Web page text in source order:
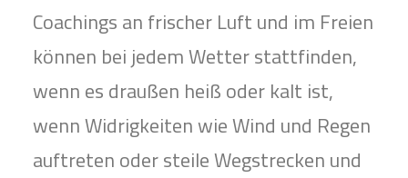
Coachings an frischer Luft und im Freien
können bei jedem Wetter stattfinden,
wenn es draußen heiß oder kalt ist,
wenn Widrigkeiten wie Wind und Regen
auftreten oder steile Wegstrecken und